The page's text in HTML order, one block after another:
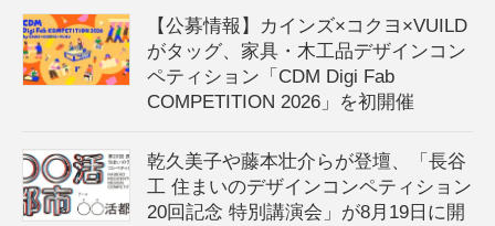
【公募情報】カインズ×コクヨ×VUILD
がタッグ、家具・木工品デザインコン
ペティション「CDM Digi Fab
COMPETITION 2026」を初開催
乾久美子や藤本壮介らが登壇、「長谷
工 住まいのデザインコンペティション
20回記念 特別講演会」が8月19日に開